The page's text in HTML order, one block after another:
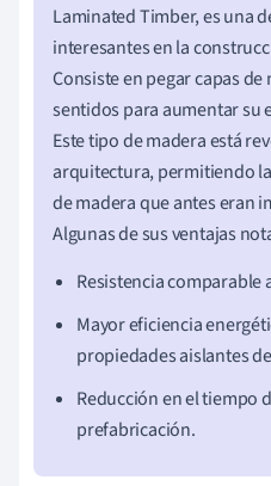
Laminated Timber, es una
interesantes en la
Consiste en pegar capas
sentidos para aumentar su
Este tipo de madera está
arquitectura, permitiendo
de madera que antes eran
Algunas de sus ventajas
Resistencia comparable
Mayor eficiencia
propiedades aislantes
Reducción en el tiempo
prefabricación.